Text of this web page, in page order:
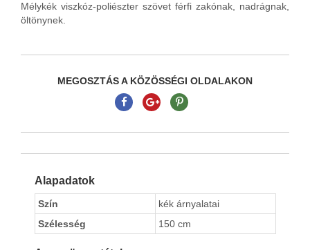
Mélykék viszkóz-poliészter szövet férfi zakónak, nadrágnak,
öltönynek.
MEGOSZTÁS A KÖZÖSSÉGI OLDALAKON
Alapadatok
Szín
kék árnyalatai
Szélesség
150 cm